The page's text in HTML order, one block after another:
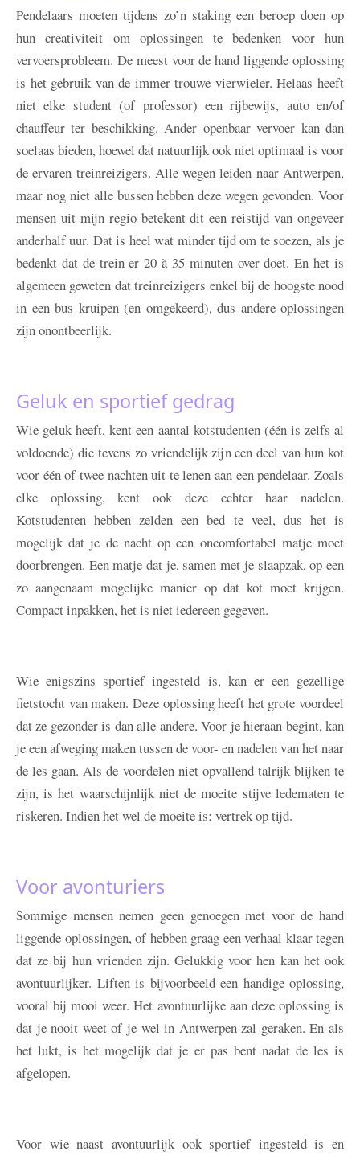
Pendelaars moeten tijdens zo’n staking een beroep doen op
hun creativiteit om oplossingen te bedenken voor hun
vervoersprobleem. De meest voor de hand liggende oplossing
is het gebruik van de immer trouwe vierwieler. Helaas heeft
niet elke student (of professor) een rijbewijs, auto en/of
chauffeur ter beschikking. Ander openbaar vervoer kan dan
soelaas bieden, hoewel dat natuurlijk ook niet optimaal is voor
de ervaren treinreizigers. Alle wegen leiden naar Antwerpen,
maar nog niet alle bussen hebben deze wegen gevonden. Voor
mensen uit mijn regio betekent dit een reistijd van ongeveer
anderhalf uur. Dat is heel wat minder tijd om te soezen, als je
bedenkt dat de trein er 20 à 35 minuten over doet. En het is
algemeen geweten dat treinreizigers enkel bij de hoogste nood
in een bus kruipen (en omgekeerd), dus andere oplossingen
zijn onontbeerlijk.
Geluk en sportief gedrag
Wie geluk heeft, kent een aantal kotstudenten (één is zelfs al
voldoende) die tevens zo vriendelijk zijn een deel van hun kot
voor één of twee nachten uit te lenen aan een pendelaar. Zoals
elke oplossing, kent ook deze echter haar nadelen.
Kotstudenten hebben zelden een bed te veel, dus het is
mogelijk dat je de nacht op een oncomfortabel matje moet
doorbrengen. Een matje dat je, samen met je slaapzak, op een
zo aangenaam mogelijke manier op dat kot moet krijgen.
Compact inpakken, het is niet iedereen gegeven.
Wie enigszins sportief ingesteld is, kan er een gezellige
fietstocht van maken. Deze oplossing heeft het grote voordeel
dat ze gezonder is dan alle andere. Voor je hieraan begint, kan
je een afweging maken tussen de voor- en nadelen van het naar
de les gaan. Als de voordelen niet opvallend talrijk blijken te
zijn, is het waarschijnlijk niet de moeite stijve ledematen te
riskeren. Indien het wel de moeite is: vertrek op tijd.
Voor avonturiers
Sommige mensen nemen geen genoegen met voor de hand
liggende oplossingen, of hebben graag een verhaal klaar tegen
dat ze bij hun vrienden zijn. Gelukkig voor hen kan het ook
avontuurlijker. Liften is bijvoorbeeld een handige oplossing,
vooral bij mooi weer. Het avontuurlijke aan deze oplossing is
dat je nooit weet of je wel in Antwerpen zal geraken. En als
het lukt, is het mogelijk dat je er pas bent nadat de les is
afgelopen.
Voor wie naast avontuurlijk ook sportief ingesteld is en